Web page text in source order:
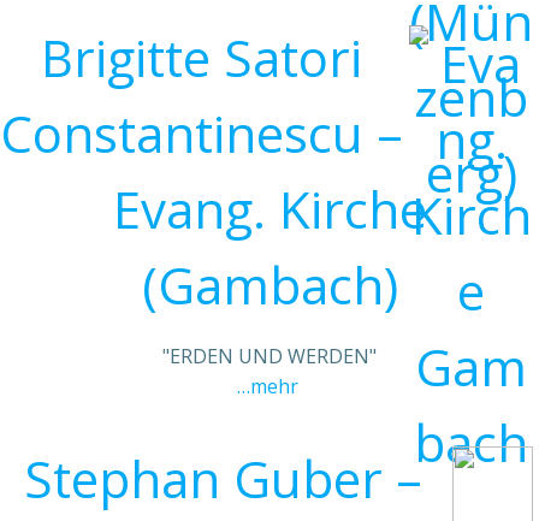
Brigitte Satori
Constantinescu –
Evang. Kirche
(Gambach)
"ERDEN UND WERDEN"
…mehr
Stephan Guber –